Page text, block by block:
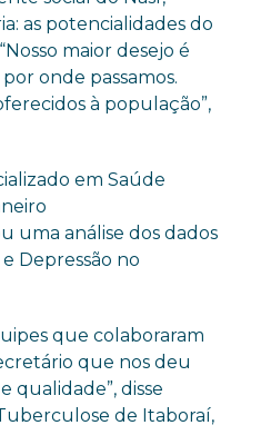
as potencialidades do
maior desejo é
onde passamos.
à população”,
em Saúde
uma análise dos dados
Depressão no
que colaboraram
que nos deu
qualidade”, disse
de Itaboraí,